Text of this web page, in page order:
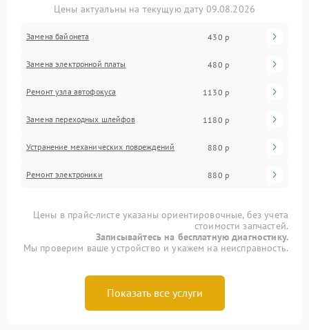
Цены актуальны на текущую дату 09.08.2026
Замена байонета 430 р
Замена электронной платы 480 р
Ремонт узла автофокуса 1130 р
Замена переходных шлейфов 1180 р
Устранение механических повреждений 880 р
Ремонт электроники 880 р
Цены в прайс-листе указаны ориентировочные, без учета
стоимости запчастей.
Записывайтесь на бесплатную диагностику.
Мы проверим ваше устройство и укажем на неисправность.
Показать все услуги